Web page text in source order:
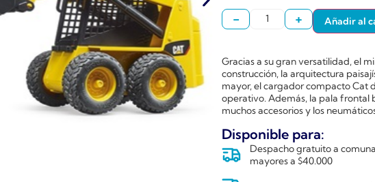
-
+ Añadir al
Gracias a su gran versatilidad, el
construcción, la arquitectura
mayor, el cargador compacto Cat
operativo. Además, la pala frontal
muchos accesorios y los
Disponible para:
Despacho gratuito a
mayores a $40.000